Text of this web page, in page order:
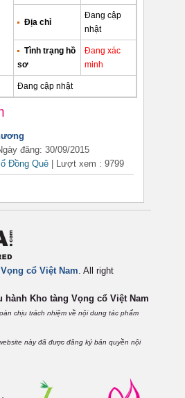
Địa chỉ
Đang cập
nhật
Tình trạng hồ
sơ
Đang xác
minh
Đang cập nhật
đăng: 30/09/2015
Đồng Quê Lượt xem : 9799
cổ Việt Nam. All right
hành Kho tàng Vọng cổ Việt Nam
chịu trách nhiệm về nội dung tác phẩm
này đã được đăng ký bản quyền nội